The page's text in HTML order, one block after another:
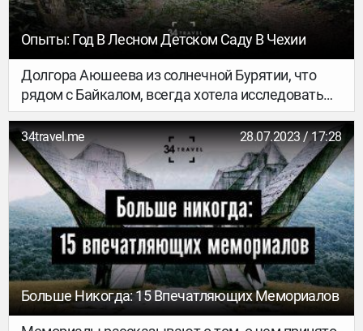
Опыты: Год В Лесном Детском Саду В Чехии
Долгора Аюшеева из солнечной Бурятии, что
рядом с Байкалом, всегда хотела исследовать
новые страны и ввязываться в разные
авантюры, поэтому отправилась в Чехию по
программе Европейской волонтерской службы и
провела там год, работая в лесном детском
садике. О своем опыте она рассказывает для
34travel.
34travel.me 28.07.2023 / 17:28
Больше Никогда: 15 Впечатляющих Мемориалов